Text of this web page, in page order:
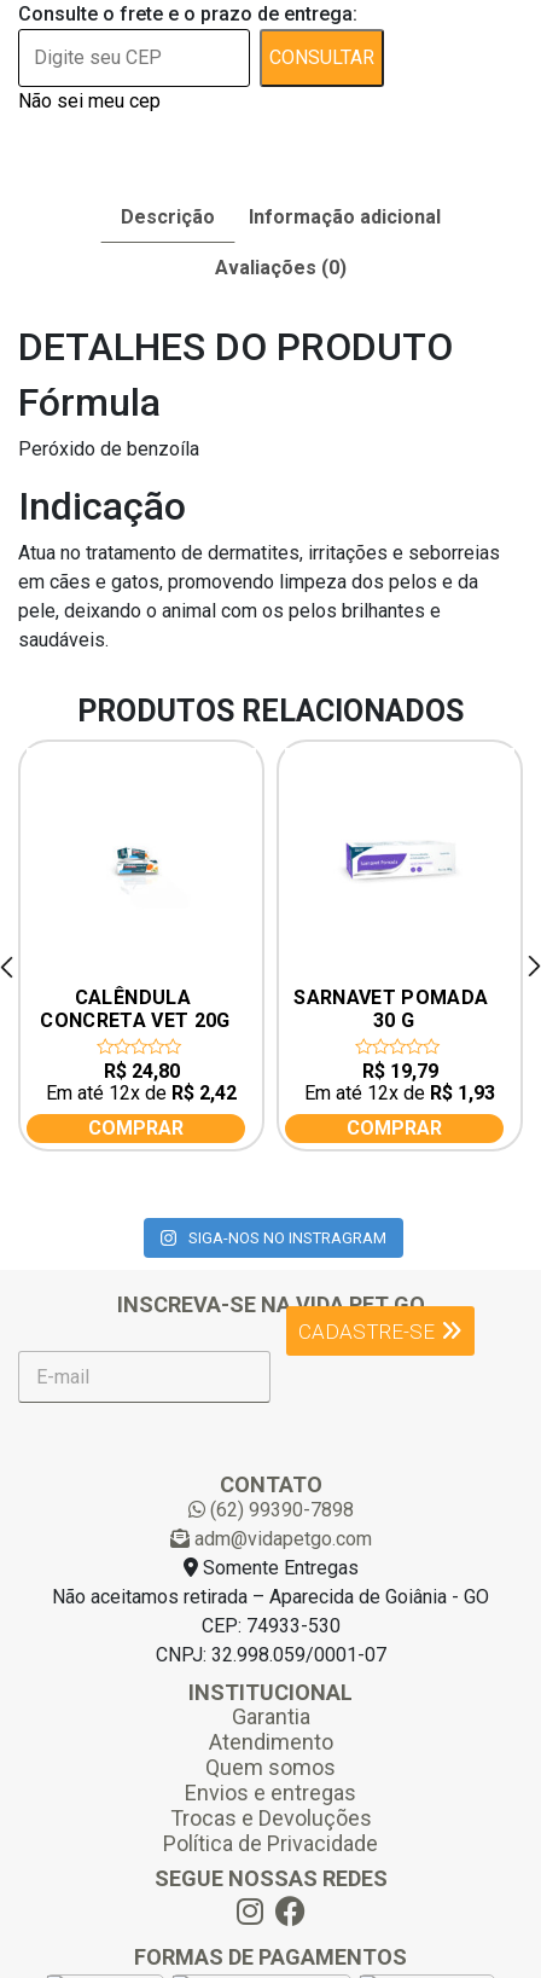
Consulte o frete e o prazo de entrega:
CONSULTAR
Não sei meu cep
Descrição Informação adicional
Avaliações (0)
DETALHES DO PRODUTO
Fórmula
Peróxido de benzoíla
Indicação
Atua no tratamento de dermatites, irritações e seborreias
em cães e gatos, promovendo limpeza dos pelos e da
pele, deixando o animal com os pelos brilhantes e
saudáveis.
PRODUTOS RELACIONADOS
CALÊNDULA
CONCRETA VET 20G
out
of
5
R$24,80
Em até 12x de R$ 2,42
COMPRAR
SARNAVET POMADA
30 G
out
of
5
R$19,79
Em até 12x de R$ 1,93
COMPRAR
SIGA-NOS NO INSTRAGRAM
INSCREVA-SE NA VIDA PET GO
E
m
CADASTRE-SE
CONTATO
(62) 99390-7898
adm@vidapetgo.com
Somente Entregas
Não aceitamos retirada – Aparecida de Goiânia - GO
CEP: 74933-530
CNPJ: 32.998.059/0001-07
INSTITUCIONAL
Garantia
Atendimento
Quem somos
Envios e entregas
Trocas e Devoluções
Política de Privacidade
SEGUE NOSSAS REDES
FORMAS DE PAGAMENTOS